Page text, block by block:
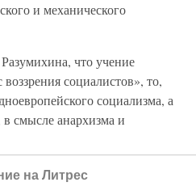
и механического
что учение
социалистов», то,
социализма, а
смысле анархизма и
– продолжает
на Литрес